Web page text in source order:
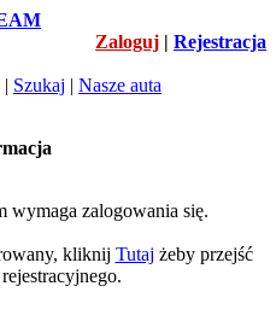
Zaloguj | Rejestracja
| Szukaj | Nasze auta
wymaga zalogowania się.
kliknij Tutaj żeby przejść